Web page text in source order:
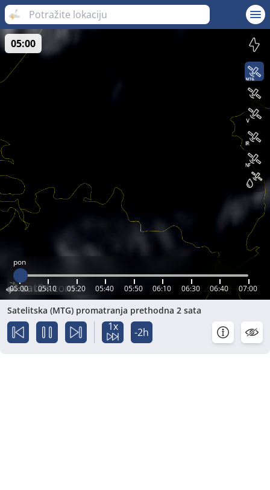
pon
05:00 05:10 05:20 05:40 05:50 06:10 06:30 06:40 07:00
05:00
Satelitska (MTG) promatranja prethodna 2 sata
1x -2h